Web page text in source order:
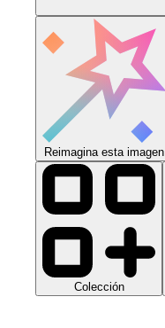
Reimagina esta imagen
Colección